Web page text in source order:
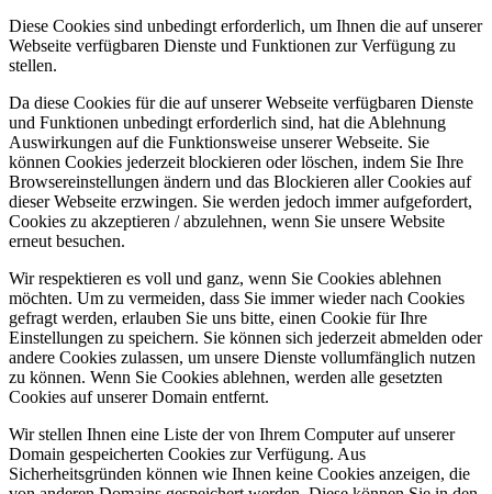
Diese Cookies sind unbedingt erforderlich, um Ihnen die auf unserer
Webseite verfügbaren Dienste und Funktionen zur Verfügung zu
stellen.
Da diese Cookies für die auf unserer Webseite verfügbaren Dienste
und Funktionen unbedingt erforderlich sind, hat die Ablehnung
Auswirkungen auf die Funktionsweise unserer Webseite. Sie
können Cookies jederzeit blockieren oder löschen, indem Sie Ihre
Browsereinstellungen ändern und das Blockieren aller Cookies auf
dieser Webseite erzwingen. Sie werden jedoch immer aufgefordert,
Cookies zu akzeptieren / abzulehnen, wenn Sie unsere Website
erneut besuchen.
Wir respektieren es voll und ganz, wenn Sie Cookies ablehnen
möchten. Um zu vermeiden, dass Sie immer wieder nach Cookies
gefragt werden, erlauben Sie uns bitte, einen Cookie für Ihre
Einstellungen zu speichern. Sie können sich jederzeit abmelden oder
andere Cookies zulassen, um unsere Dienste vollumfänglich nutzen
zu können. Wenn Sie Cookies ablehnen, werden alle gesetzten
Cookies auf unserer Domain entfernt.
Wir stellen Ihnen eine Liste der von Ihrem Computer auf unserer
Domain gespeicherten Cookies zur Verfügung. Aus
Sicherheitsgründen können wie Ihnen keine Cookies anzeigen, die